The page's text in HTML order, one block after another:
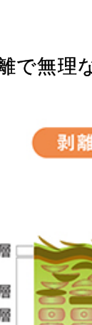
で無理